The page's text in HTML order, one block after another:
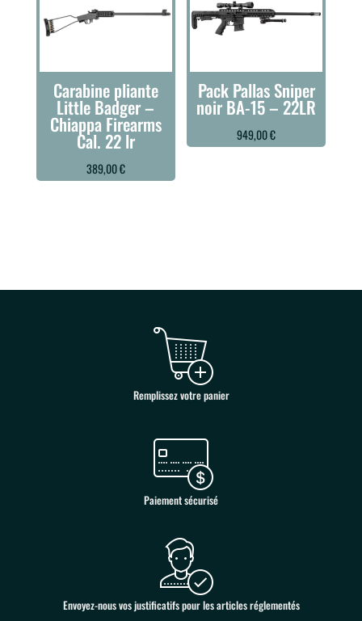
Carabine pliante
Little Badger –
Chiappa Firearms
Cal. 22 lr
389,00€
Pack Pallas Sniper
noir BA-15 – 22LR
949,00€
Remplissez votre panier
Paiement sécurisé
Envoyez-nous vos justificatifs pour les articles réglementés